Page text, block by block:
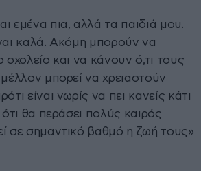
εμένα πια, αλλά τα παιδιά μου.
καλά. Ακόμη μπορούν να
σχολείο και να κάνουν ό,τι τους
μπορεί να χρειαστούν
είναι νωρίς να πει κανείς κάτι
θα περάσει πολύς καιρός
σε σημαντικό βαθμό η ζωή τους»